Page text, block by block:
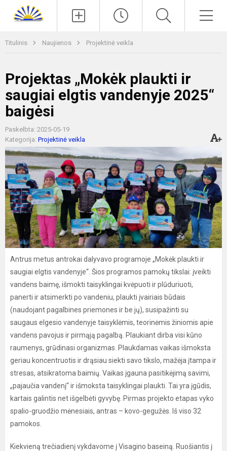
Titulinis Naujienos Projektinė veikla
Projektas „Mokėk plaukti ir
saugiai elgtis vandenyje 2025“
baigėsi
Paskelbta: 2025-05-19
Kategorija: Projektinė veikla
Antrus metus antrokai dalyvavo programoje „Mokėk plaukti ir
saugiai elgtis vandenyje“. Šios programos pamokų tikslai: įveikti
vandens baimę, išmokti taisyklingai kvėpuoti ir plūduriuoti,
panerti ir atsimerkti po vandeniu, plaukti įvairiais būdais
(naudojant pagalbines priemones ir be jų), susipažinti su
saugaus elgesio vandenyje taisyklėmis, teorinėmis žiniomis apie
vandens pavojus ir pirmąją pagalbą. Plaukiant dirba visi kūno
raumenys, grūdinasi organizmas. Plaukdamas vaikas išmoksta
geriau koncentruotis ir drąsiau siekti savo tikslo, mažėja įtampa ir
stresas, atsikratoma baimių. Vaikas įgauna pasitikėjimą savimi,
„pajaučia vandenį“ ir išmoksta taisyklingai plaukti. Tai yra įgūdis,
kartais galintis net išgelbėti gyvybę. Pirmas projekto etapas vyko
spalio-gruodžio mėnesiais, antras – kovo-gegužės. Iš viso 32
pamokos.
Kiekvieną trečiadienį vykdavome į Visagino baseiną. Ruošiantis į